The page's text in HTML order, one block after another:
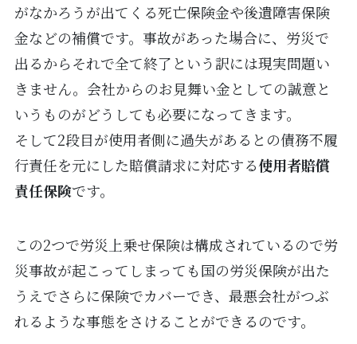
がなかろうが出てくる死亡保険金や後遺障害保険
金などの補償です。事故があった場合に、労災で
出るからそれで全て終了という訳には現実問題い
きません。会社からのお見舞い金としての誠意と
いうものがどうしても必要になってきます。
そして2段目が使用者側に過失があるとの債務不履
行責任を元にした賠償請求に対応する使用者賠償
責任保険です。
この2つで労災上乗せ保険は構成されているので労
災事故が起こってしまっても国の労災保険が出た
うえでさらに保険でカバーでき、最悪会社がつぶ
れるような事態をさけることができるのです。